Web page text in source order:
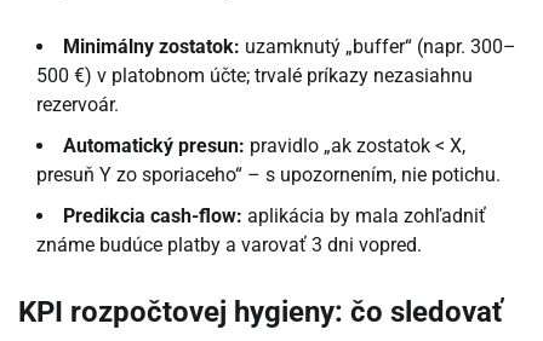
Minimálny zostatok: uzamknutý „buffer“ (napr. 300–
500 €) v platobnom účte; trvalé príkazy nezasiahnu
rezervoár.
Automatický presun: pravidlo „ak zostatok < X,
presuň Y zo sporiaceho“ – s upozornením, nie potichu.
Predikcia cash-flow: aplikácia by mala zohľadniť
známe budúce platby a varovať 3 dni vopred.
KPI rozpočtovej hygieny: čo sledovať